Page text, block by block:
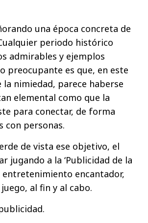
una época concreta de
periodo histórico
admirables y ejemplos
preocupante es que, en este
la nimiedad, parece haberse
elemental como que la
para conectar, de forma
con personas.
de vista ese objetivo, el
jugando a la ‘Publicidad de la
entretenimiento encantador,
al fin y al cabo.